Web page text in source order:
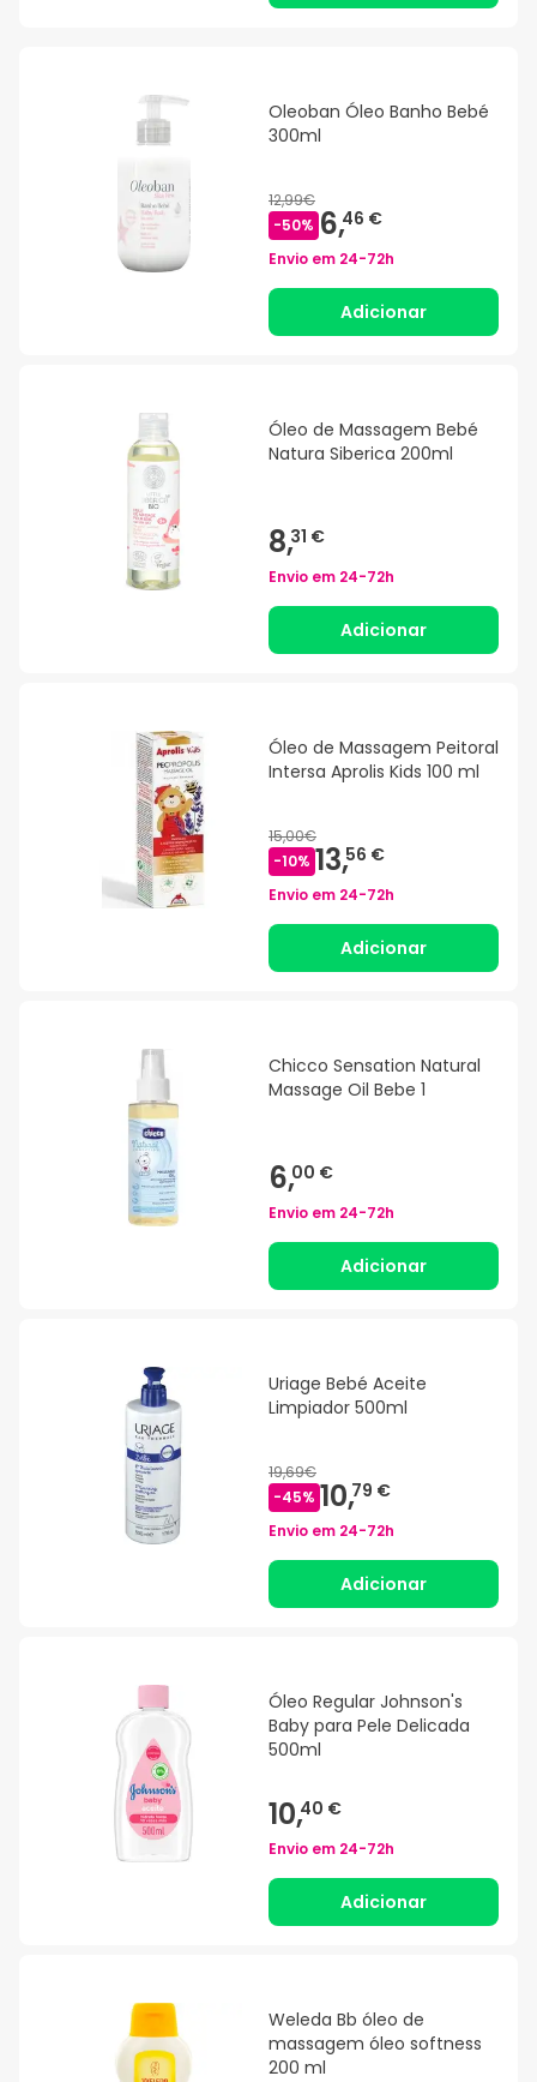
Oleoban Óleo Banho Bebé
300ml
12,99€
-50% 6,46 €
Envio em 24-72h
Adicionar
Óleo de Massagem Bebé
Natura Siberica 200ml
8,31 €
Envio em 24-72h
Adicionar
Óleo de Massagem Peitoral
Intersa Aprolis Kids 100 ml
15,00€
-10% 13,56 €
Envio em 24-72h
Adicionar
Chicco Sensation Natural
Massage Oil Bebe 1
6,00 €
Envio em 24-72h
Adicionar
Uriage Bebé Aceite
Limpiador 500ml
19,69€
-45% 10,79 €
Envio em 24-72h
Adicionar
Óleo Regular Johnson's
Baby para Pele Delicada
500ml
10,40 €
Envio em 24-72h
Adicionar
Weleda Bb óleo de
massagem óleo softness
200 ml